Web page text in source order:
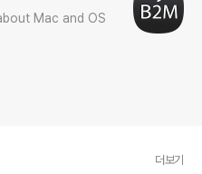
Mac and OS
더보기